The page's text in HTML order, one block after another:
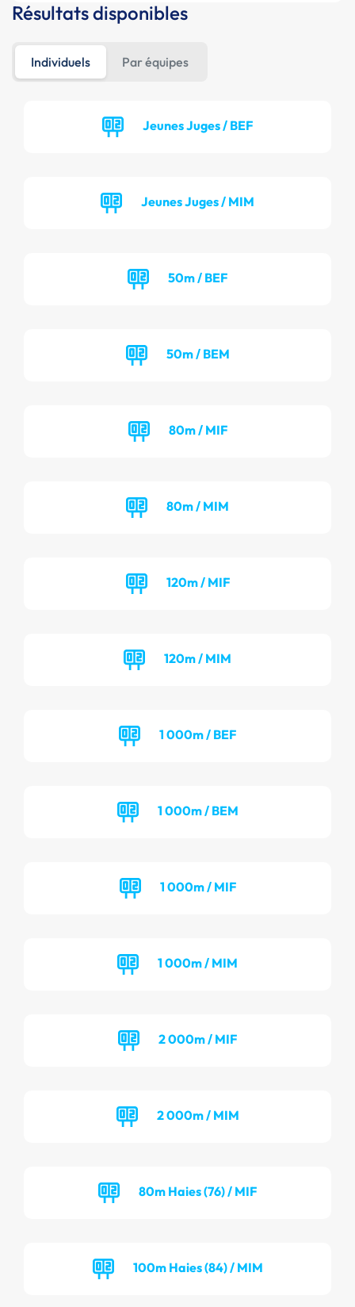
Résultats disponibles
Individuels Par équipes
Jeunes Juges / BEF
Jeunes Juges / MIM
50m / BEF
50m / BEM
80m / MIF
80m / MIM
120m / MIF
120m / MIM
1 000m / BEF
1 000m / BEM
1 000m / MIF
1 000m / MIM
2 000m / MIF
2 000m / MIM
80m Haies (76) / MIF
100m Haies (84) / MIM